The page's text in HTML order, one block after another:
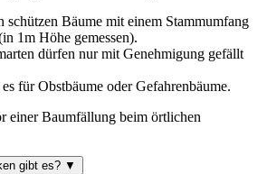
schützen Bäume mit einem Stammumfang
1m Höhe gemessen).
dürfen nur mit Genehmigung gefällt
für Obstbäume oder Gefahrenbäume.
einer Baumfällung beim örtlichen
gibt es? ▼